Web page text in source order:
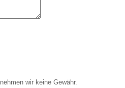
wir keine Gewähr.